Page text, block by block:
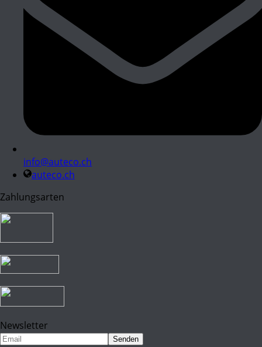
info@auteco.ch
auteco.ch
Zahlungsarten
Newsletter